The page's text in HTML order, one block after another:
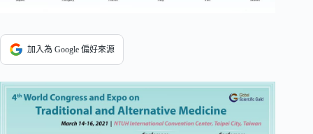
加入為 Google 偏好來源